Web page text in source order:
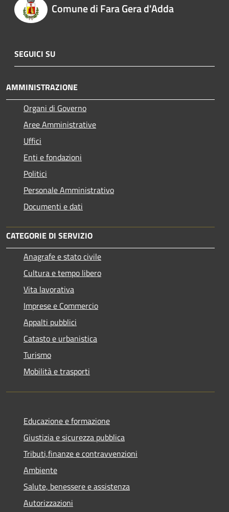
Comune di Fara Gera d'Adda
SEGUICI SU
AMMINISTRAZIONE
Organi di Governo
Aree Amministrative
Uffici
Enti e fondazioni
Politici
Personale Amministrativo
Documenti e dati
CATEGORIE DI SERVIZIO
Anagrafe e stato civile
Cultura e tempo libero
Vita lavorativa
Imprese e Commercio
Appalti pubblici
Catasto e urbanistica
Turismo
Mobilità e trasporti
Educazione e formazione
Giustizia e sicurezza pubblica
Tributi,finanze e contravvenzioni
Ambiente
Salute, benessere e assistenza
Autorizzazioni